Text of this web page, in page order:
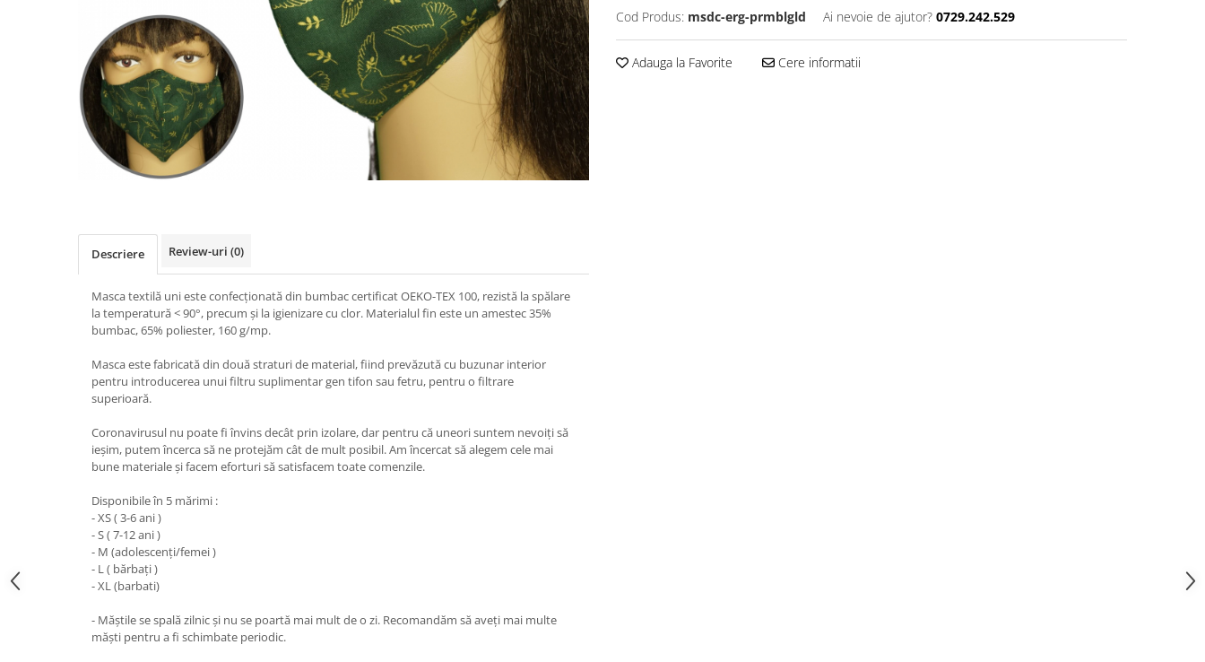
Cod Produs: msdc-erg-prmblgld Ai nevoie de ajutor? 0729.242.529
Adauga la Favorite Cere informatii
Descriere Review-uri (0)
Masca textilă uni este confecționată din bumbac certificat OEKO-TEX 100, rezistă la spălare
la temperatură < 90°, precum și la igienizare cu clor. Materialul fin este un amestec 35%
bumbac, 65% poliester, 160 g/mp.
Masca este fabricată din două straturi de material, fiind prevăzută cu buzunar interior
pentru introducerea unui filtru suplimentar gen tifon sau fetru, pentru o filtrare
superioară.
Coronavirusul nu poate fi învins decât prin izolare, dar pentru că uneori suntem nevoiți să
ieșim, putem încerca să ne protejăm cât de mult posibil. Am încercat să alegem cele mai
bune materiale și facem eforturi să satisfacem toate comenzile.
Disponibile în 5 mărimi :
- XS ( 3-6 ani )
- S ( 7-12 ani )
- M (adolescenți/femei )
- L ( bărbați )
- XL (barbati)
- Măștile se spală zilnic și nu se poartă mai mult de o zi. Recomandăm să aveți mai multe
măști pentru a fi schimbate periodic.